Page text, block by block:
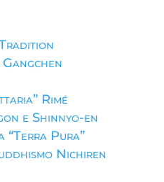
Rimé
e Shinnyo-en
“Terra Pura”
Nichiren